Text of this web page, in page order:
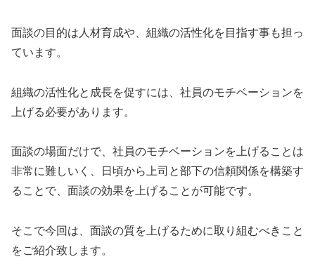
面談の目的は人材育成や、組織の活性化を目指す事も担っ
ています。
組織の活性化と成長を促すには、社員のモチベーションを
上げる必要があります。
面談の場面だけで、社員のモチベーションを上げることは
非常に難しいく、日頃から上司と部下の信頼関係を構築す
ることで、面談の効果を上げることが可能です。
そこで今回は、面談の質を上げるために取り組むべきこと
をご紹介致します。